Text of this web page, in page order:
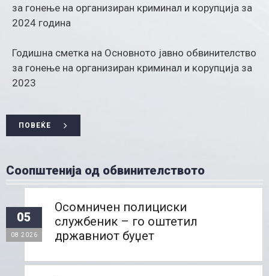
за гонење на организиран криминал и корупција за
2024 година
Годишна сметка на Основното јавно обвинителство
за гонење на организиран криминал и корупција за
2023
ПОВЕЌЕ
Соопштенија од обвинителството
05
08 2026
Осомничен полициски
службеник – го оштетил
државниот буџет